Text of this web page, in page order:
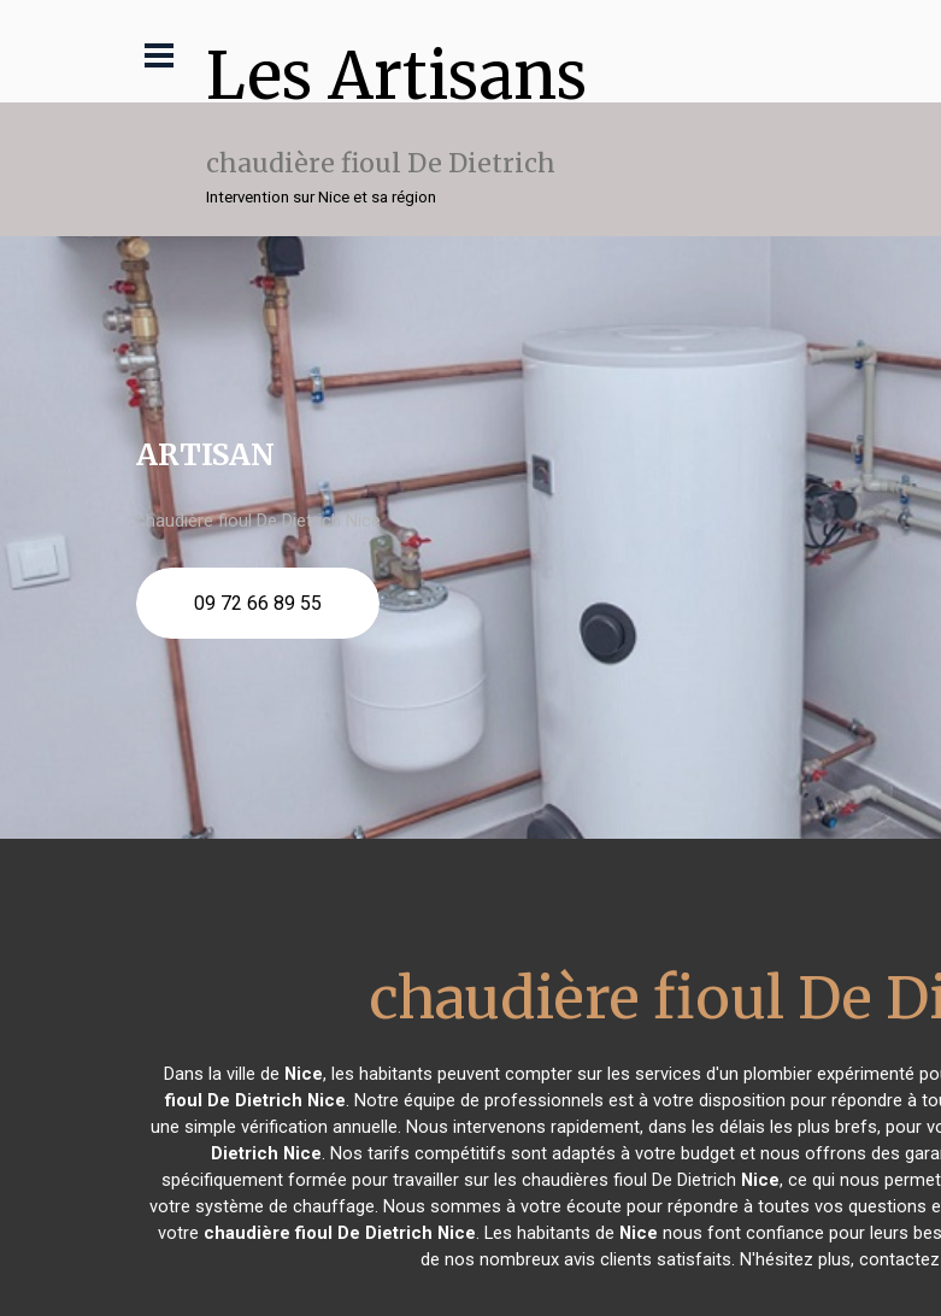
Les Artisans
chaudière fioul De Dietrich
Intervention sur Nice et sa région
ARTISAN
chaudière fioul De Dietrich Nice
09 72 66 89 55
chaudière fioul De
Dans la ville de Nice, les habitants peuvent compter sur les services d'un plombier expérimenté
fioul De Dietrich Nice. Notre équipe de professionnels est à votre disposition pour répondre à
une simple vérification annuelle. Nous intervenons rapidement, dans les délais les plus brefs, pour
Dietrich Nice. Nos tarifs compétitifs sont adaptés à votre budget et nous offrons des
spécifiquement formée pour travailler sur les chaudières fioul De Dietrich Nice, ce qui nous
votre système de chauffage. Nous sommes à votre écoute pour répondre à toutes vos questions
votre chaudière fioul De Dietrich Nice. Les habitants de Nice nous font confiance pour leurs
de nos nombreux avis clients satisfaits. N'hésitez plus,